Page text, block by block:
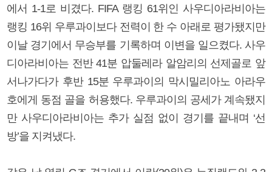
에서 1-1로 비겼다. FIFA 랭킹 61위인 사우디아라비아는
랭킹 16위 우루과이보다 전력이 한 수 아래로 평가됐지만
이날 경기에서 무승부를 기록하며 이변을 일으켰다. 사우
디아라비아는 전반 41분 압둘레라 알암리의 선제골로 앞
서나가다가 후반 15분 우루과이의 막시밀리아노 아라우
호에게 동점 골을 허용했다. 우루과이의 공세가 계속됐지
만 사우디아라비아는 추가 실점 없이 경기를 끝내며 ‘선
방’을 지켜냈다.